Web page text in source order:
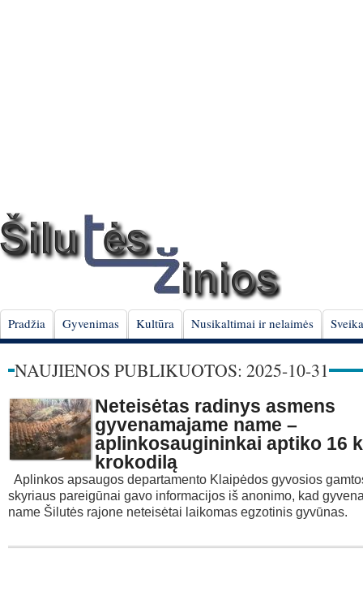
Pradžia Gyvenimas Kultūra Nusikaltimai ir nelaimės
NAUJIENOS PUBLIKUOTOS: 2025-10-31
Neteisėtas radinys asmens
gyvenamajame name –
aplinkosaugininkai aptiko 16
krokodilą
Aplinkos apsaugos departamento Klaipėdos gyvosios
skyriaus pareigūnai gavo informacijos iš anonimo, kad
name Šilutės rajone neteisėtai laikomas egzotinis gyvūnas.